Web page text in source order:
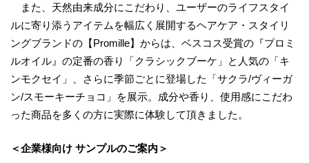
また、天然由来成分にこだわり、ユーザーのライフスタイ
ルに寄り添うアイテムを幅広く展開するヘアケア・スタイリ
ングブランドの【Promille】からは、ベスコス受賞の『プロミ
ルオイル』の定番の香り「クラシックブーケ」と人気の「キ
ンモクセイ」、さらに季節ごとに登場した「サクラ/ヴィーガ
ン/スモーキーチョコ」を展示。成分や香り、使用感にこだわ
った商品を多くの方に実際に体験して頂きました。
＜企業様向け サンプルのご案内＞